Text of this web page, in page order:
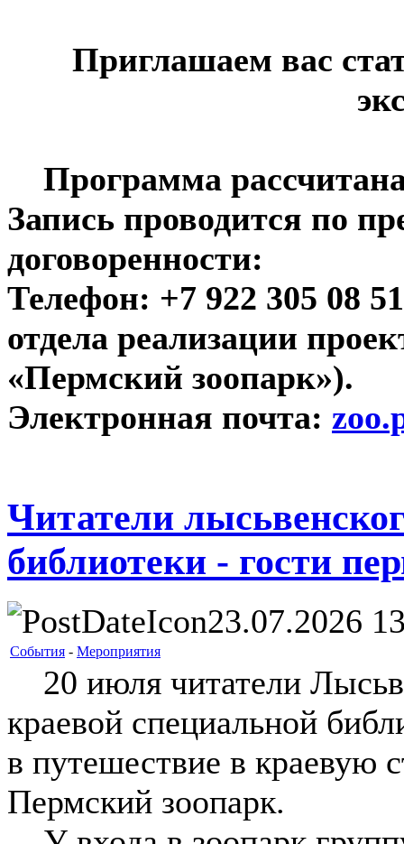
Приглашаем вас
Программа
Запись проводится по
договоренности:
Телефон: +7 922 305 08
отдела реализации
«Пермский зоопарк»).
Электронная почта:
Читатели
библиотеки - гости
23.07.2026
События - Мероприятия
20 июля читатели
краевой специальной
в путешествие в краевую
Пермский зоопарк.